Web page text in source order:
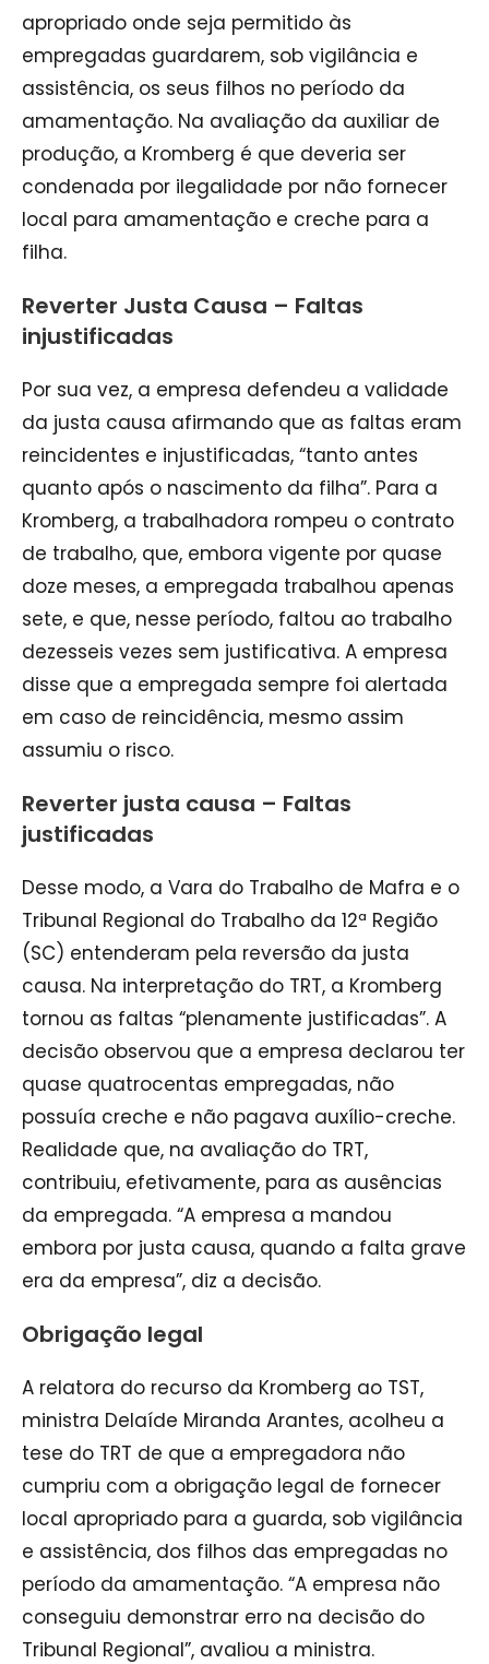
apropriado onde seja permitido às
empregadas guardarem, sob vigilância e
assistência, os seus filhos no período da
amamentação. Na avaliação da auxiliar de
produção, a Kromberg é que deveria ser
condenada por ilegalidade por não fornecer
local para amamentação e creche para a
filha.
Reverter Justa Causa – Faltas
injustificadas
Por sua vez, a empresa defendeu a validade
da justa causa afirmando que as faltas eram
reincidentes e injustificadas, “tanto antes
quanto após o nascimento da filha”. Para a
Kromberg, a trabalhadora rompeu o contrato
de trabalho, que, embora vigente por quase
doze meses, a empregada trabalhou apenas
sete, e que, nesse período, faltou ao trabalho
dezesseis vezes sem justificativa. A empresa
disse que a empregada sempre foi alertada
em caso de reincidência, mesmo assim
assumiu o risco.
Reverter justa causa – Faltas
justificadas
Desse modo, a Vara do Trabalho de Mafra e o
Tribunal Regional do Trabalho da 12ª Região
(SC) entenderam pela reversão da justa
causa. Na interpretação do TRT, a Kromberg
tornou as faltas “plenamente justificadas”. A
decisão observou que a empresa declarou ter
quase quatrocentas empregadas, não
possuía creche e não pagava auxílio-creche.
Realidade que, na avaliação do TRT,
contribuiu, efetivamente, para as ausências
da empregada. “A empresa a mandou
embora por justa causa, quando a falta grave
era da empresa”, diz a decisão.
Obrigação legal
A relatora do recurso da Kromberg ao TST,
ministra Delaíde Miranda Arantes, acolheu a
tese do TRT de que a empregadora não
cumpriu com a obrigação legal de fornecer
local apropriado para a guarda, sob vigilância
e assistência, dos filhos das empregadas no
período da amamentação. “A empresa não
conseguiu demonstrar erro na decisão do
Tribunal Regional”, avaliou a ministra.